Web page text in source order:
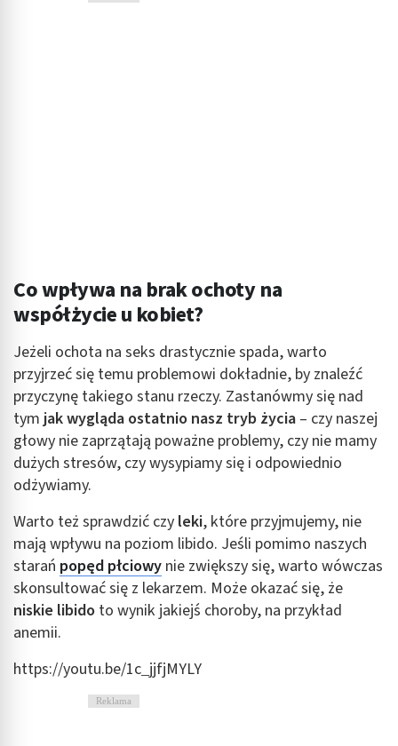
Co wpływa na brak ochoty na
współżycie u kobiet?
Jeżeli ochota na seks drastycznie spada, warto
przyjrzeć się temu problemowi dokładnie, by znaleźć
przyczynę takiego stanu rzeczy. Zastanówmy się nad
tym jak wygląda ostatnio nasz tryb życia – czy naszej
głowy nie zaprzątają poważne problemy, czy nie mamy
dużych stresów, czy wysypiamy się i odpowiednio
odżywiamy.
Warto też sprawdzić czy leki, które przyjmujemy, nie
mają wpływu na poziom libido. Jeśli pomimo naszych
starań popęd płciowy nie zwiększy się, warto wówczas
skonsultować się z lekarzem. Może okazać się, że
niskie libido to wynik jakiejś choroby, na przykład
anemii.
https://youtu.be/1c_jjfjMYLY
Reklama